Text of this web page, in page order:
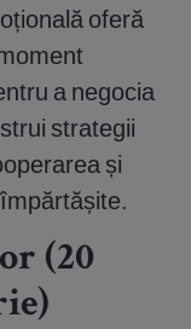
oferă
a negocia
strategii
și
(20